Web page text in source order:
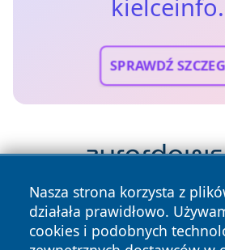
SPRAWDŹ
Nasza strona korzysta z
działała prawidłowo.
cookies i podobnych